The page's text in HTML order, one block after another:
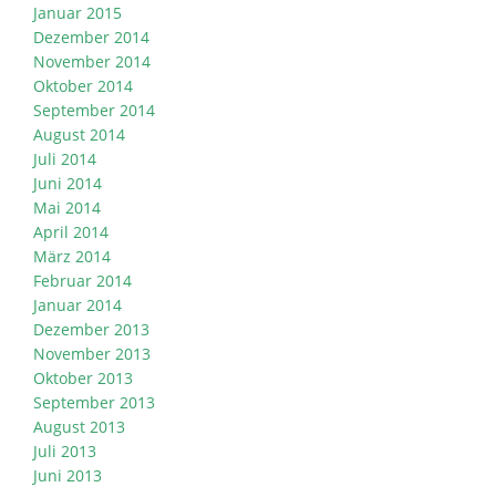
Januar 2015
Dezember 2014
November 2014
Oktober 2014
September 2014
August 2014
Juli 2014
Juni 2014
Mai 2014
April 2014
März 2014
Februar 2014
Januar 2014
Dezember 2013
November 2013
Oktober 2013
September 2013
August 2013
Juli 2013
Juni 2013